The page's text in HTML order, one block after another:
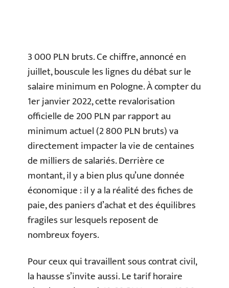
3 000 PLN bruts. Ce chiffre, annoncé en
juillet, bouscule les lignes du débat sur le
salaire minimum en Pologne. À compter du
1er janvier 2022, cette revalorisation
officielle de 200 PLN par rapport au
minimum actuel (2 800 PLN bruts) va
directement impacter la vie de centaines
de milliers de salariés. Derrière ce
montant, il y a bien plus qu’une donnée
économique : il y a la réalité des fiches de
paie, des paniers d’achat et des équilibres
fragiles sur lesquels reposent de
nombreux foyers.
Pour ceux qui travaillent sous contrat civil,
la hausse s’invite aussi. Le tarif horaire